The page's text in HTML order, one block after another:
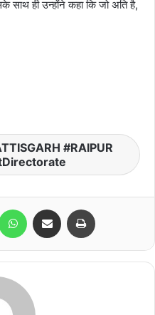
साथ ही उन्होंने कहा कि जो अति है,
#RAIPUR
WhatsAppShare via Email